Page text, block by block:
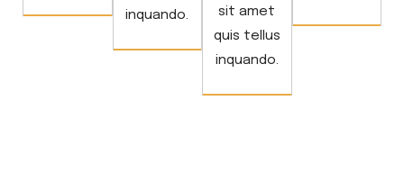
inquando.
sit amet
quis tellus
inquando.